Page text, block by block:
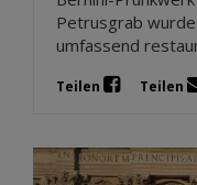
Petrusgrab
umfassend
Teilen Teilen